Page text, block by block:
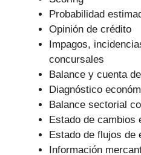
Probabilidad
Opinión de crédito
Impagos,
concursales
Balance y cuenta
Diagnóstico
Balance sectorial
Estado de cambios
Estado de flujos de
Información